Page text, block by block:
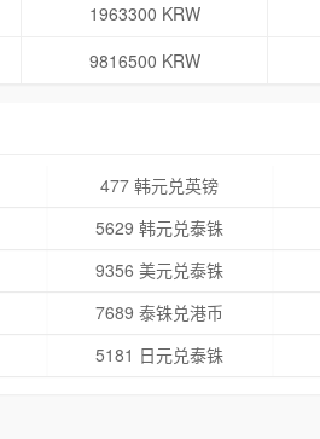
1963300 KRW
9816500 KRW
477 韩元兑英镑
5629 韩元兑泰铢
9356 美元兑泰铢
7689 泰铢兑港币
5181 日元兑泰铢